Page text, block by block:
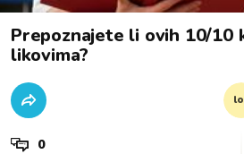
Prepoznajete li ovih 10/10
likovima?
0